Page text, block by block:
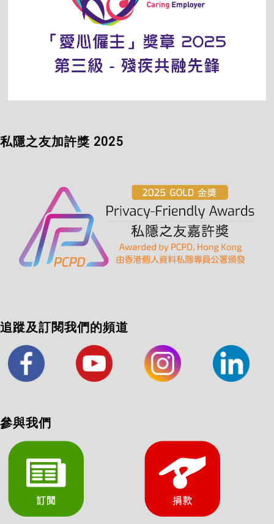
私隱之友加許獎 2025
追蹤及訂閱我們的頻道
參與我們